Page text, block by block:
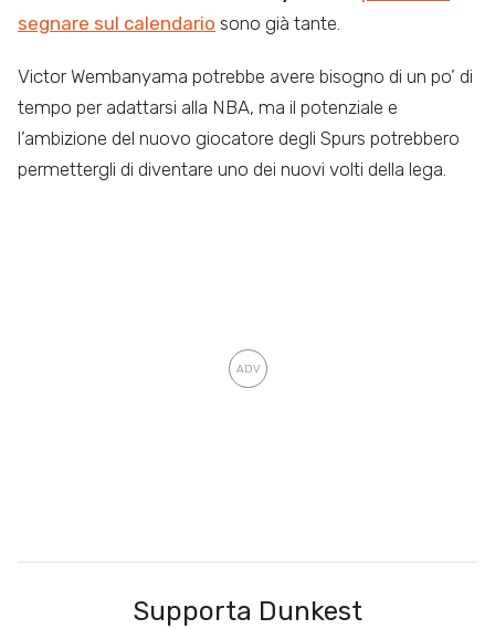
segnare sul calendario sono già tante.
Victor Wembanyama potrebbe avere bisogno di un po’ di
tempo per adattarsi alla NBA, ma il potenziale e
l’ambizione del nuovo giocatore degli Spurs potrebbero
permettergli di diventare uno dei nuovi volti della lega.
Supporta Dunkest